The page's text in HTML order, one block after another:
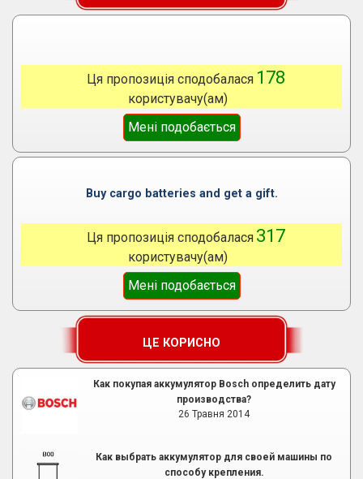
Ця пропозиція сподобалася 178
користувачу(ам)
Мені подобається
Buy cargo batteries and get a gift.
Ця пропозиція сподобалася 317
користувачу(ам)
Мені подобається
ЦЕ КОРИСНО
Как покупая аккумулятор Bosch определить дату
производства?
26 Травня 2014
Как выбрать аккумулятор для своей машины по
способу крепления.